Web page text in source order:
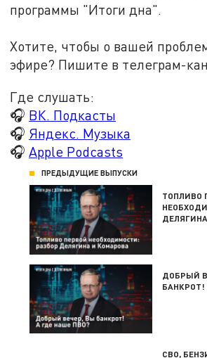
программы "Итоги дна".
Хотите, чтобы о вашей
эфире? Пишите в телеграм-
Где слушать:
🎧 ВК. Подкасты
🎧 Яндекс. Музыка
🎧 Apple Podcasts
ПРЕДЫДУЩИЕ ВЫПУСКИ
ТОПЛИВО
ДОБРЫЙ
БАНКРОТ!
СВО,